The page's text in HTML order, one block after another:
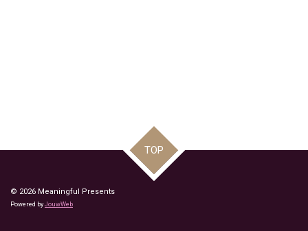
TOP
© 2026 Meaningful Presents
Powered by JouwWeb